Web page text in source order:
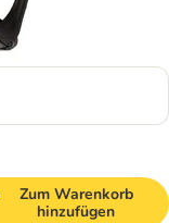
Zum Warenkorb
hinzufügen